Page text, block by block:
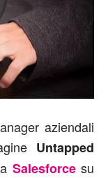
aziendali
Untapped
Salesforcesu